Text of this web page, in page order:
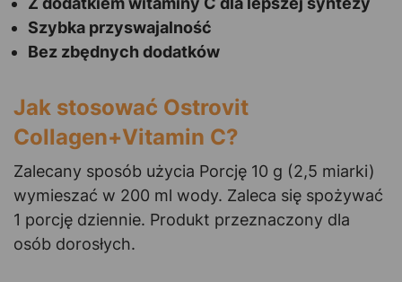
Szybka przyswajalność
Bez zbędnych dodatków
Jak stosować Ostrovit
Collagen+Vitamin C?
Zalecany sposób użycia Porcję 10 g (2,5 miarki)
wymieszać w 200 ml wody. Zaleca się spożywać
1 porcję dziennie. Produkt przeznaczony dla
osób dorosłych.